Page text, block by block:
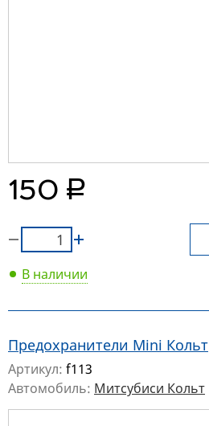
150 руб.
В наличии
Предохранители Mini Кольт
Артикул: f113
Автомобиль: Митсубиси Кольт